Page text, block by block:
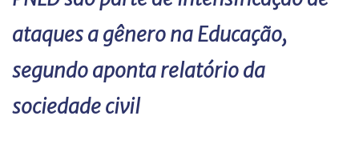
ataques a gênero na Educação,
segundo aponta relatório da
sociedade civil